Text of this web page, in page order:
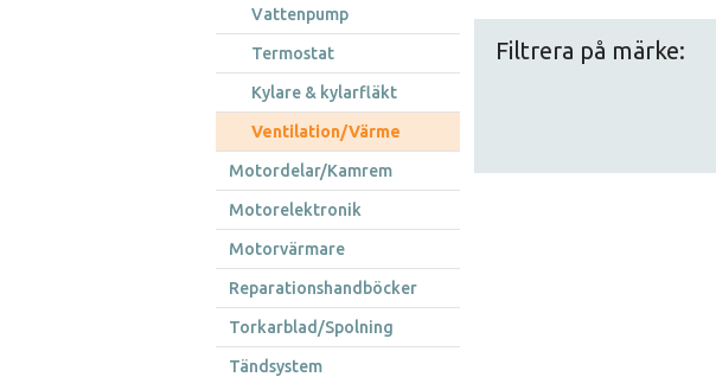
Vattenpump
Termostat
Kylare & kylarfläkt
Ventilation/Värme
Motordelar/Kamrem
Motorelektronik
Motorvärmare
Reparationshandböcker
Torkarblad/Spolning
Tändsystem
Filtrera på märke: